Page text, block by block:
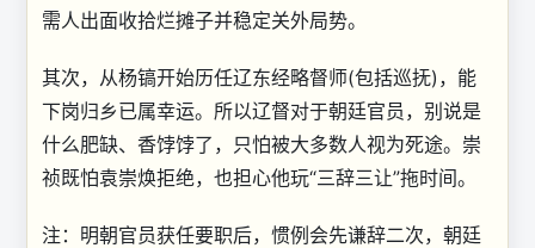
需人出面收拾烂摊子并稳定关外局势。
其次，从杨镐开始历任辽东经略督师(包括巡抚)，能
下岗归乡已属幸运。所以辽督对于朝廷官员，别说是
什么肥缺、香饽饽了，只怕被大多数人视为死途。崇
祯既怕袁崇焕拒绝，也担心他玩“三辞三让”拖时间。
注：明朝官员获任要职后，惯例会先谦辞二次，朝廷